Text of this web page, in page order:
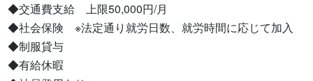
◆交通費支給　上限50,000円/月
◆社会保険　※法定通り就労日数、就労時間に応じて加入
◆制服貸与
◆有給休暇